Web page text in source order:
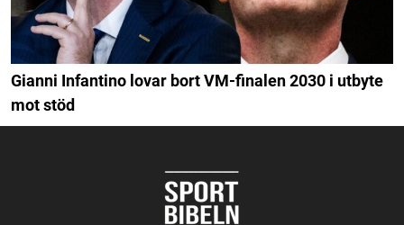
Gianni Infantino lovar bort VM-finalen 2030 i utbyte
mot stöd